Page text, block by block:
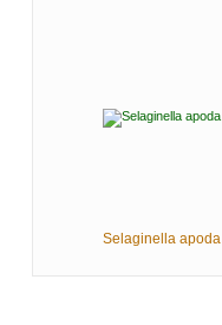
Selaginella apoda